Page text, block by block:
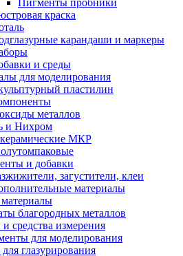
Пигменты пробники
краска
карандаши и маркеры
и среды
для моделирования
пластилин
металлов
и Нихром
МКР
и добавки
загустители, клеи
материалы
благородных металлов
средства измерения
для моделирования
глазурирования